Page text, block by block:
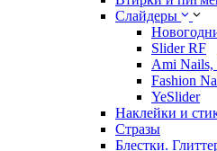
Слайдеры
Slider RF
Ami
Fashion
YeSlider
Наклейки и
Стразы
Блестки.